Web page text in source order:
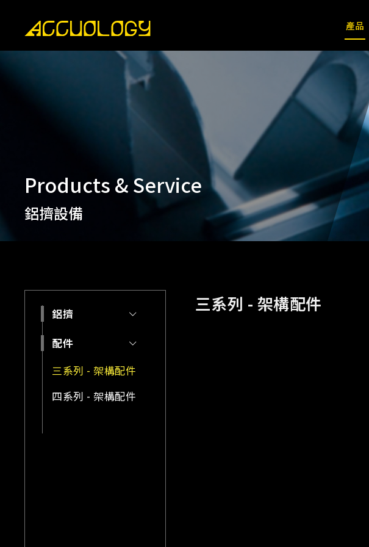
產品
Products & Service
鋁擠設備
鋁擠
配件
三系列 - 架構配件
四系列 - 架構配件
三系列 - 架構配件